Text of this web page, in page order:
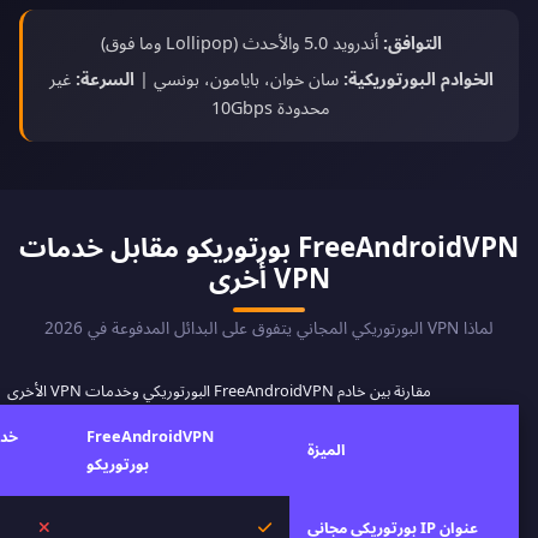
التوافق: أندرويد 5.0 والأحدث (Lollipop وما فوق)
الخوادم البورتوريكية: سان خوان، بايامون، بونسي |السرعة: غير
محدودة 10Gbps
FreeAndroidVPN بورتوريكو مقابل خدمات
VPN أخرى
لماذا VPN البورتوريكي المجاني يتفوق على البدائل المدفوعة في 2026
مقارنة بين خادم FreeAndroidVPN البورتوريكي وخدمات VPN الأخرى
الميزة
FreeAndroidVPN
بورتوريكو
عنوان IP بورتوريكي مجاني نعم